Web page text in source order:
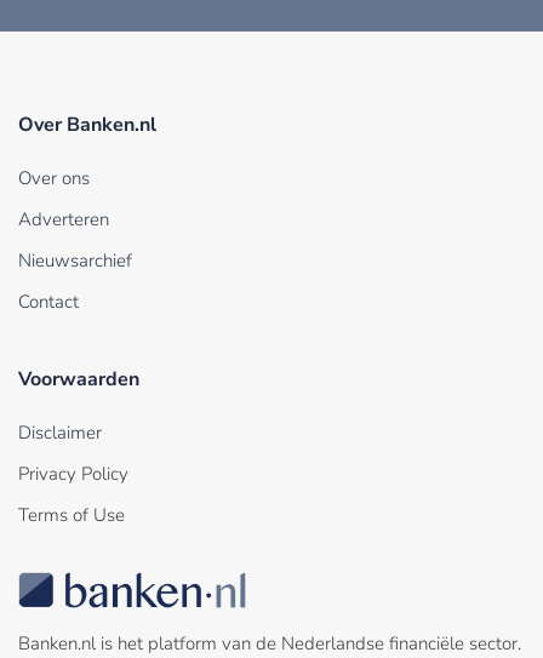
Over Banken.nl
Over ons
Adverteren
Nieuwsarchief
Contact
Voorwaarden
Disclaimer
Privacy Policy
Terms of Use
Banken.nl is het platform van de Nederlandse financiële sector.